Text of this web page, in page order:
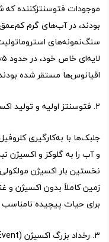
موجودات فتوسنتزکننده که
بودند، در آب‌های گرم
سنگ‌نمونه‌های
اقیانوس‌ها مستقر شده
۲. فتوسنتز اولیه و تولید اکسیژن
جلبک‌ها با به‌کارگیری
و آب را به گلوکز و اکسیژن
نخستین بار اکسیژن
زمین کاملاً بدون اکسیژن و
برای حیات پیچیده
۳. رخداد بزرگ اکسیژن (Great Oxidation Event)